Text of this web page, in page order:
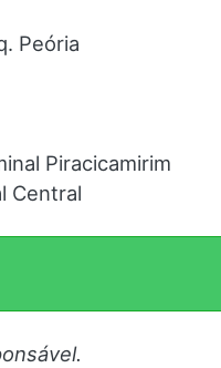
Peória
Piracicamirim
Central